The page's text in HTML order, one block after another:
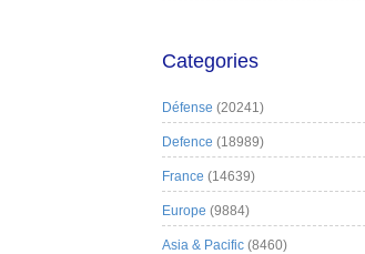
Categories
Défense (20241)
Defence (18989)
France (14639)
Europe (9884)
Asia & Pacific (8460)